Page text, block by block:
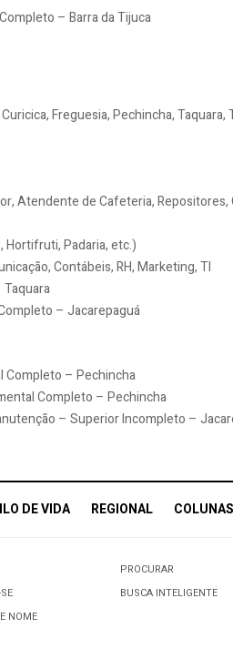
– Barra da Tijuca
Freguesia, Pechincha, Taquara,
Atendente de Cafeteria, Repositores,
Padaria, etc.)
Contábeis, RH, Marketing, TI
– Jacarepaguá
Completo – Pechincha
Completo – Pechincha
– Superior Incompleto –
DE VIDA REGIONAL COLUNAS
NOME
PROCURAR
BUSCA INTELIGENTE